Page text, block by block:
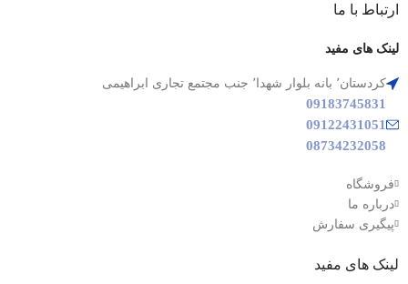
ارتباط با ما
لینک های مفید
کردستان٬ بانه بلوار شهدا٬ جنب مجتمع تجاری ابراهیمی
09183745831
09122431051
08734232058
فروشگاه
درباره ما
پیگیری سفارش
لینک های مفید